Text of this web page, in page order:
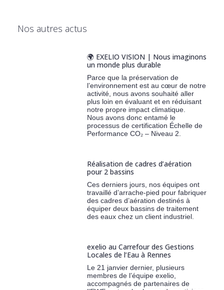
Nos autres actus
🌍 EXELIO VISION | Nous imaginons
un monde plus durable
Parce que la préservation de
l’environnement est au cœur de notre
activité, nous avons souhaité aller
plus loin en évaluant et en réduisant
notre propre impact climatique.
Nous avons donc entamé le
processus de certification Échelle de
Performance CO₂ – Niveau 2.
Réalisation de cadres d’aération
pour 2 bassins
Ces derniers jours, nos équipes ont
travaillé d’arrache-pied pour fabriquer
des cadres d’aération destinés à
équiper deux bassins de traitement
des eaux chez un client industriel.
exelio au Carrefour des Gestions
Locales de l’Eau à Rennes
Le 21 janvier dernier, plusieurs
membres de l’équipe exelio,
accompagnés de partenaires de